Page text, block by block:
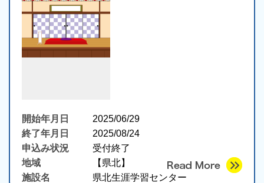
開始年月日
2025/06/29
終了年月日
2025/08/24
申込み状況
受付終了
地域
【県北】
施設名
県北生涯学習センター